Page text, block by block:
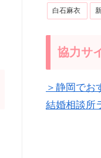
白石麻衣
協力サ
＞静岡でお
結婚相談所